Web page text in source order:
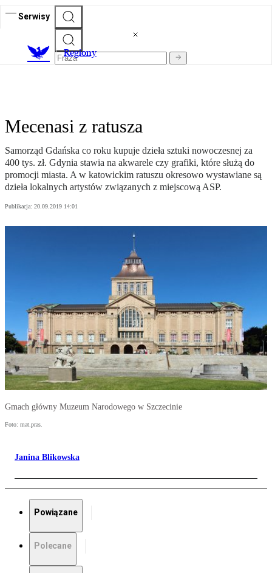
Serwisy
Regiony
Mecenasi z ratusza
Samorząd Gdańska co roku kupuje dzieła sztuki nowoczesnej za
400 tys. zł. Gdynia stawia na akwarele czy grafiki, które służą do
promocji miasta. A w katowickim ratuszu okresowo wystawiane są
dzieła lokalnych artystów związanych z miejscową ASP.
Publikacja: 20.09.2019 14:01
Gmach główny Muzeum Narodowego w Szczecinie
Foto: mat.pras.
Janina Blikowska
Powiązane
Polecane